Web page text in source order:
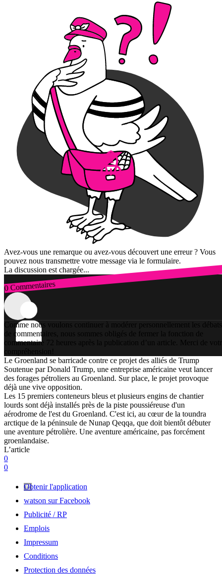
Avez-vous une remarque ou avez-vous découvert une erreur ? Vous
pouvez nous transmettre votre message via le formulaire.
La discussion est chargée...
0 Commentaires
Connexion
Comme nous voulons continuer à modérer personnellement les débats
de commentaires, nous sommes obligés de fermer la fonction de
commentaire 72 heures après la publication d’un article. Merci de
compréhension!
Le Groenland se barricade contre ce projet des alliés de Trump
Soutenue par Donald Trump, une entreprise américaine veut lancer
des forages pétroliers au Groenland. Sur place, le projet provoque
déjà une vive opposition.
Les 15 premiers conteneurs bleus et plusieurs engins de chantier
lourds sont déjà installés près de la piste poussiéreuse d'un
aérodrome de l'est du Groenland. C'est ici, au cœur de la toundra
arctique de la péninsule de Nunap Qeqqa, que doit bientôt débuter
une aventure pétrolière. Une aventure américaine, pas forcément
groenlandaise.
L’article
0
0
Obtenir l'application
watson sur Facebook
Publicité / RP
Emplois
Impressum
Conditions
Protection des données